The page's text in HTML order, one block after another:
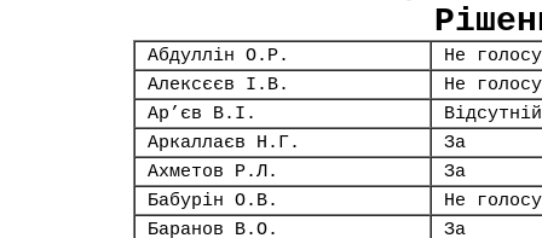
Абдуллін О.Р.
Не
Алексєєв І.В.
Не
Ар’єв В.І.
Відсутній
Аркаллаєв Н.Г.
За
Ахметов Р.Л.
За
Бабурін О.В.
Не
Баранов В.О.
За